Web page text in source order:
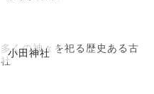
小田神社
多くの神々を祀る歴史ある古
社